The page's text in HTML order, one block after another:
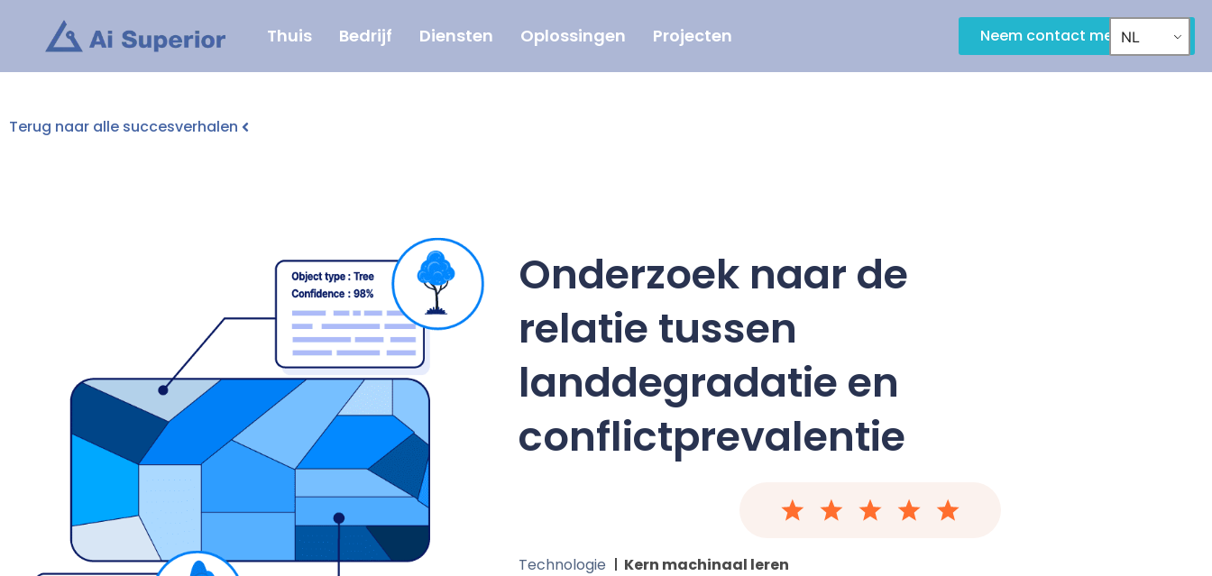
Thuis Bedrijf Diensten Oplossingen Projecten Neem contact met ons op
NL
Terug naar alle succesverhalen
Onderzoek naar de
relatie tussen
landdegradatie en
conflictprevalentie
Technologie
Kern machinaal leren